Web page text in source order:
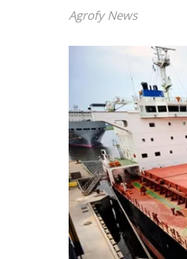
Agrofy News